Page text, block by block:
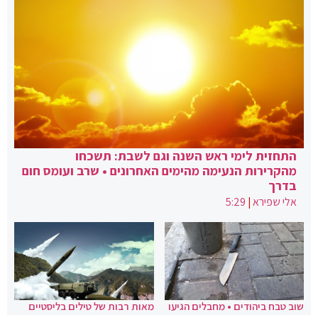
התחזית לימי ראש השנה וגם לשבת: תשכחו
מהקרירות הנעימה מהימים האחרונים • שרב ועומס חום
בדרך
אלי שפירא|
5:29
שוב טבח ביהודים • מחבלים הגיעו
מאות רבות של טילים בליסטיים